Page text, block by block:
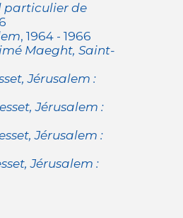
particulier de
, 1964 - 1966
Maeght, Saint-
Jérusalem :
Jérusalem :
Jérusalem :
Jérusalem :